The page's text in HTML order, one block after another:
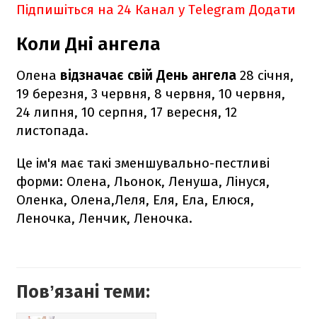
Підпишіться на 24 Канал у Telegram Додати
Коли Дні ангела
Олена відзначає свій День ангела 28 січня,
19 березня, 3 червня, 8 червня, 10 червня,
24 липня, 10 серпня, 17 вересня, 12
листопада.
Це ім'я має такі зменшувально-пестливі
форми: Олена, Льонок, Ленуша, Лінуся,
Оленка, Олена,Леля, Еля, Ела, Елюся,
Леночка, Ленчик, Леночка.
Повʼязані теми: